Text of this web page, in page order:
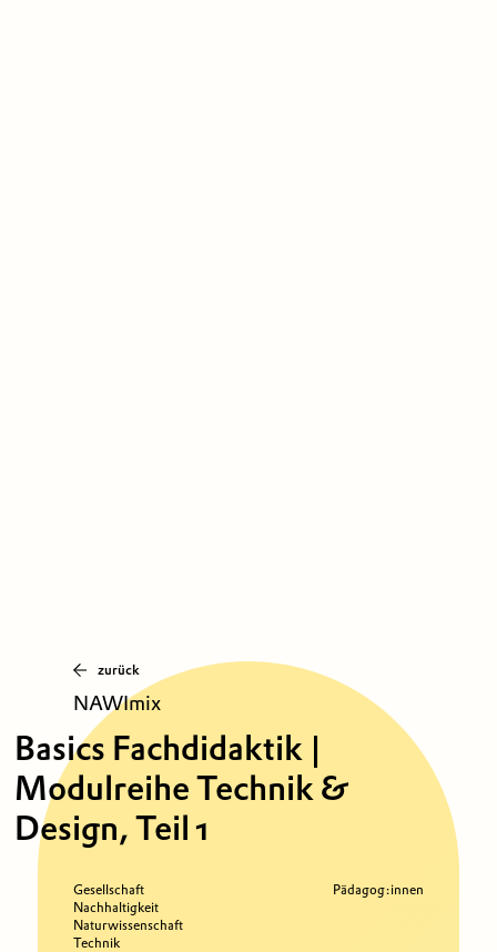
zurück
NAWImix
Basics Fachdidaktik |
Modulreihe Technik &
Design, Teil 1
Gesellschaft
Nachhaltigkeit
Naturwissenschaft
Technik
Pädagog:innen